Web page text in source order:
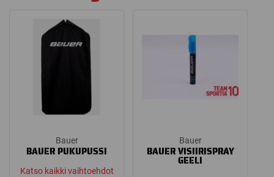
Bauer
BAUER PUKUPUSSI
Katso kaikki vaihtoehdot
Bauer
BAUER VISIIRISPRAY
GEELI